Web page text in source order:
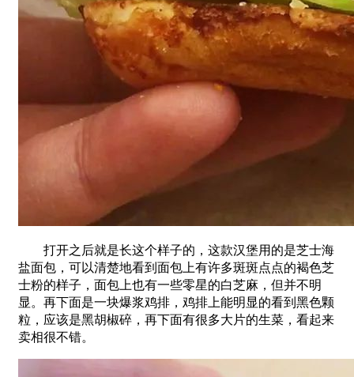
打开之后就是长这个样子的，这款汉堡用的是芝士海
盐面包，可以清楚地看到面包上有许多斑斑点点的褐色芝
士粉的样子，面包上也有一些零星的白芝麻，但并不明
显。再下面是一块爆浆鸡排，鸡排上能明显的看到黑色颗
粒，应该是黑胡椒碎，再下面有很多大片的生菜，看起来
卖相很不错。